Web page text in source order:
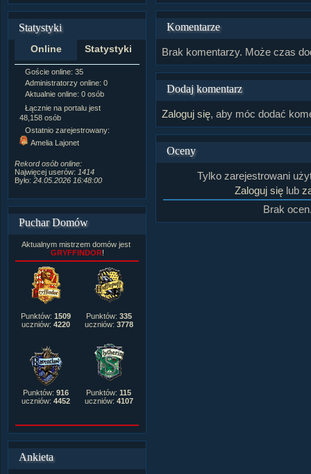
Statystyki
Online Statystyki
Goście online: 35
Administratorzy online: 0
Aktualnie online: 0 osób
Łącznie na portalu jest
48,158 osób
Ostatnio zarejestrowany:
Amelia Lajonet
Rekord osób online:
Najwięcej userów: 1414
Było: 24.05.2026 16:48:00
Napisanych artykułów:1,087
Zdjęć w galerii:21,490
Postów na forum:319,637
Komentarzy do materiałów:
222,019
Rozdanych pochwał:
Wlepionych ostrzeżeń:
Puchar Domów
Aktualnym mistrzem domów jest
GRYFFINDOR!
Punktów: 1509
uczniów: 4220
Punktów: 335
uczniów: 3778
Punktów: 916
uczniów: 4452
Punktów: 115
uczniów: 4107
Ankieta
Komentarze
Brak komentarzy. Może czas
Dodaj komentarz
Zaloguj się, aby móc dodać
Oceny
Tylko zarejestrowani
Zaloguj się lub
Brak